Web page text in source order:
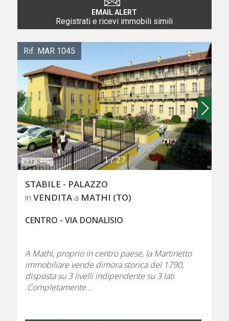
EMAIL ALERT
Registrati e ricevi immobili simili
1/27
Rif. MAR 1045
STABILE - PALAZZO
in VENDITAa MATHI (TO)
CENTRO - VIA DONALISIO
A Mathi, proprio in centro paese, la Martinetto
immobiliare vende dimora storica del 1790,
disposta su 3 livelli indipendente su 3 lati
.Completamente...